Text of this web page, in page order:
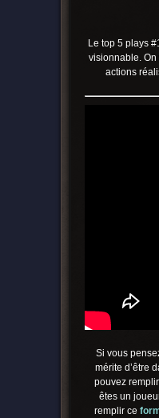
Le top 5 plays
visionnable.
actions
Si vous
mérite d’être
pouvez
êtes un
remplir ce